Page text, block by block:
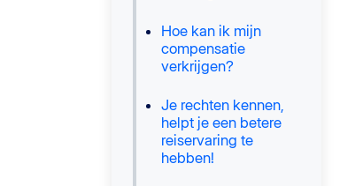
Hoe kan ik mijn
compensatie
verkrijgen?
Je rechten kennen,
helpt je een betere
reiservaring te
hebben!